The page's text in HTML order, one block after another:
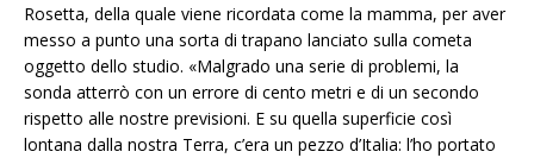
Rosetta, della quale viene ricordata come la mamma, per aver
messo a punto una sorta di trapano lanciato sulla cometa
oggetto dello studio. «Malgrado una serie di problemi, la
sonda atterrò con un errore di cento metri e di un secondo
rispetto alle nostre previsioni. E su quella superficie così
lontana dalla nostra Terra, c’era un pezzo d’Italia: l’ho portato